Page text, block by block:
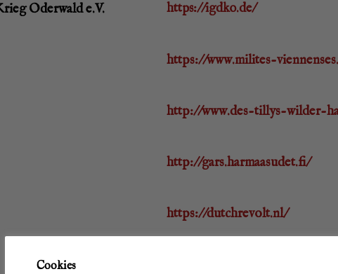
Oder­wald e.V. https://igdko.de/
https://www.milites-
http://www.des-tillys-wilder-
http://gars.harmaasudet.fi/
https://dutchrevolt.nl/
Cookies